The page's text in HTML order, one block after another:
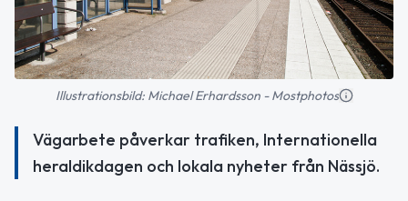
Illustrationsbild: Michael Erhardsson - Mostphotos
Vägarbete påverkar trafiken, Internationella
heraldikdagen och lokala nyheter från Nässjö.